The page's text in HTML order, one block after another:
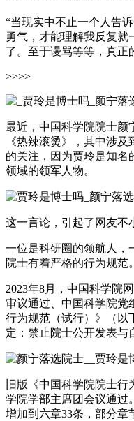
“当现实中不止一个人告
勇气，才能理解我反复就
了。至于谩骂等等，真正
>>>>
最近，中国科学院院士颜
《热辣滚烫》，其中涉
的关注，因为贾玲是知名
领域的领军人物。
这一言论，引起了网友不
一位是科研圈的领航人，
院士有着严格的行为规范。
2023年8月，中国科学院
审议通过、中国科学院党
行为规范（试行）》（以
定：禁止院士公开发表与
旧版《中国科学院院士
学院学部主席团会议通过
增加到六章33条，部分章